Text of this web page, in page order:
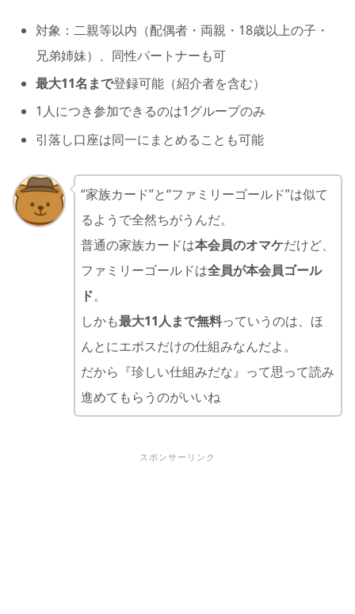
対象：二親等以内（配偶者・両親・18歳以上の子・
兄弟姉妹）、同性パートナーも可
最大11名まで登録可能（紹介者を含む）
1人につき参加できるのは1グループのみ
引落し口座は同一にまとめることも可能
“家族カード”と“ファミリーゴールド”は似て
るようで全然ちがうんだ。
普通の家族カードは本会員のオマケだけど、
ファミリーゴールドは全員が本会員ゴール
ド。
しかも最大11人まで無料っていうのは、ほ
んとにエポスだけの仕組みなんだよ。
だから『珍しい仕組みだな』って思って読み
進めてもらうのがいいね
スポンサーリンク